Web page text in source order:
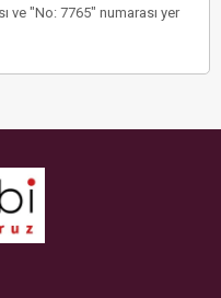
ve "No: 7765" numarası yer